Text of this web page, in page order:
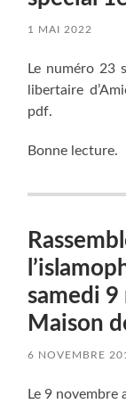
1 MAI 2022
Le numéro 23
libertaire
pdf.
Bonne lecture.
samedi 9
Maison
6 NOVEMBRE
Le 9 novembre